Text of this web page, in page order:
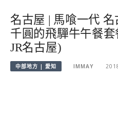
名古屋 | 馬喰一代
千圓的飛驒牛午餐
JR名古屋)
中部地方 | 愛知 IMMAY